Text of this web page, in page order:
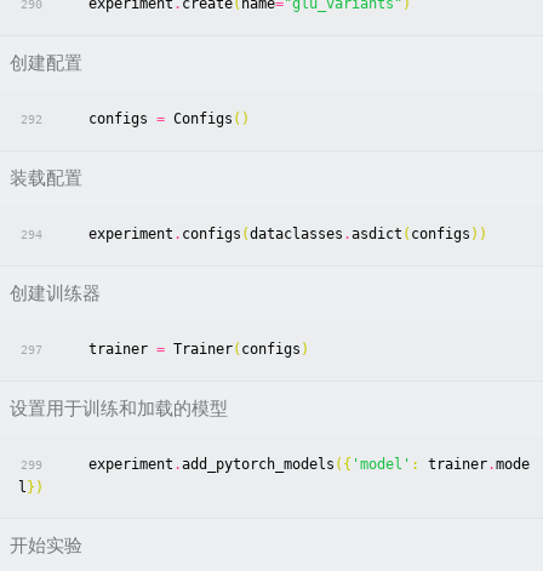
290 experiment . create( name="glu_variants" )
创建配置
292 configs = Configs ()
装载配置
294 experiment . configs (dataclasses .asdict ( configs ))
创建训练器
297 trainer = Trainer( configs )
设置用于训练和加载的模型
299 experiment .add_pytorch_models ({ 'model' : trainer.mode
l })
开始实验